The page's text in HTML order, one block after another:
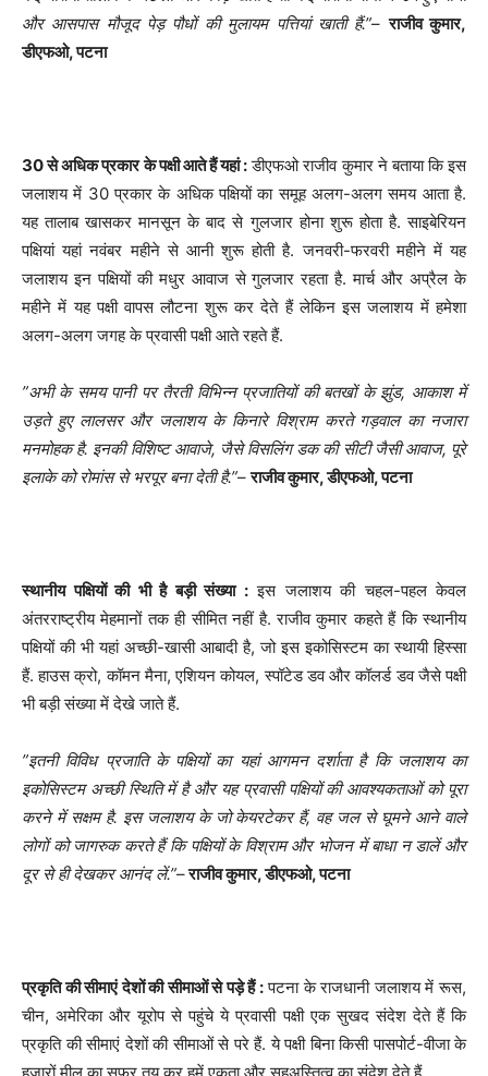
और आसपास मौजूद पेड़ पौधों की मुलायम पत्तियां खाती हैं.”–राजीव कुमार,
डीएफओ, पटना
30 से अधिक प्रकार के पक्षी आते हैं यहां :डीएफओ राजीव कुमार ने बताया कि इस
जलाशय में 30 प्रकार के अधिक पक्षियों का समूह अलग-अलग समय आता है.
यह तालाब खासकर मानसून के बाद से गुलजार होना शुरू होता है. साइबेरियन
पक्षियां यहां नवंबर महीने से आनी शुरू होती है. जनवरी-फरवरी महीने में यह
जलाशय इन पक्षियों की मधुर आवाज से गुलजार रहता है. मार्च और अप्रैल के
महीने में यह पक्षी वापस लौटना शुरू कर देते हैं लेकिन इस जलाशय में हमेशा
अलग-अलग जगह के प्रवासी पक्षी आते रहते हैं.
”अभी के समय पानी पर तैरती विभिन्न प्रजातियों की बतखों के झुंड, आकाश में
उड़ते हुए लालसर और जलाशय के किनारे विश्राम करते गड़वाल का नजारा
मनमोहक है. इनकी विशिष्ट आवाजे, जैसे विसलिंग डक की सीटी जैसी आवाज, पूरे
इलाके को रोमांस से भरपूर बना देती है.”–राजीव कुमार, डीएफओ, पटना
स्थानीय पक्षियों की भी है बड़ी संख्या :इस जलाशय की चहल-पहल केवल
अंतरराष्ट्रीय मेहमानों तक ही सीमित नहीं है. राजीव कुमार कहते हैं कि स्थानीय
पक्षियों की भी यहां अच्छी-खासी आबादी है, जो इस इकोसिस्टम का स्थायी हिस्सा
हैं. हाउस क्रो, कॉमन मैना, एशियन कोयल, स्पॉटेड डव और कॉलर्ड डव जैसे पक्षी
भी बड़ी संख्या में देखे जाते हैं.
”इतनी विविध प्रजाति के पक्षियों का यहां आगमन दर्शाता है कि जलाशय का
इकोसिस्टम अच्छी स्थिति में है और यह प्रवासी पक्षियों की आवश्यकताओं को पूरा
करने में सक्षम है. इस जलाशय के जो केयरटेकर हैं, वह जल से घूमने आने वाले
लोगों को जागरुक करते हैं कि पक्षियों के विश्राम और भोजन में बाधा न डालें और
दूर से ही देखकर आनंद लें.”–राजीव कुमार, डीएफओ, पटना
प्रकृति की सीमाएं देशों की सीमाओं से पड़े हैं :पटना के राजधानी जलाशय में रूस,
चीन, अमेरिका और यूरोप से पहुंचे ये प्रवासी पक्षी एक सुखद संदेश देते हैं कि
प्रकृति की सीमाएं देशों की सीमाओं से परे हैं. ये पक्षी बिना किसी पासपोर्ट-वीजा के